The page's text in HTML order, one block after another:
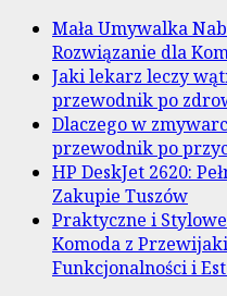
Mała Umywalka
Rozwiązanie dla
Jaki lekarz leczy
przewodnik po
Dlaczego w
przewodnik po
HP DeskJet 2620:
Zakupie Tuszów
Praktyczne i
Komoda z
Funkcjonalności i